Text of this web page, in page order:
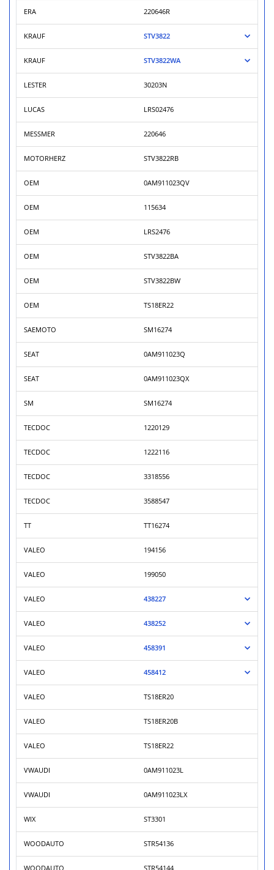
ERA 220646R
KRAUF STV3822
KRAUF STV3822WA
LESTER 30203N
LUCAS LRS02476
MESSMER 220646
MOTORHERZ STV3822RB
OEM 0AM911023QV
OEM 115634
OEM LRS2476
OEM STV3822BA
OEM STV3822BW
OEM TS18ER22
SAEMOTO SM16274
SEAT 0AM911023Q
SEAT 0AM911023QX
SM SM16274
TECDOC 1220129
TECDOC 1222116
TECDOC 3318556
TECDOC 3588547
TT TT16274
VALEO 194156
VALEO 199050
VALEO 438227
VALEO 438252
VALEO 458391
VALEO 458412
VALEO TS18ER20
VALEO TS18ER20B
VALEO TS18ER22
VWAUDI 0AM911023L
VWAUDI 0AM911023LX
WIX ST3301
WOODAUTO STR54136
WOODAUTO STR54144